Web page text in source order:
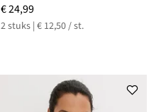
€ 24,99
2 stuks | € 12,50 / st.